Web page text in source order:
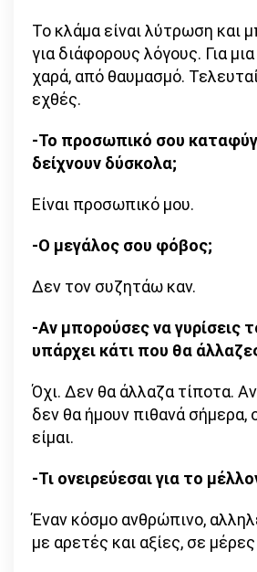
Το κλάμα είναι λύτρωση και
για διάφορους λόγους. Για
χαρά, από θαυμασμό.
εχθές.
-Το προσωπικό σου
δείχνουν δύσκολα;
Είναι προσωπικό μου.
-Ο μεγάλος σου φόβος;
Δεν τον συζητάω καν.
-Αν μπορούσες να γυρίσεις
υπάρχει κάτι που θα
Όχι. Δεν θα άλλαζα τίποτα.
δεν θα ήμουν πιθανά
είμαι.
-Τι ονειρεύεσαι για το
Έναν κόσμο ανθρώπινο,
με αρετές και αξίες, σε